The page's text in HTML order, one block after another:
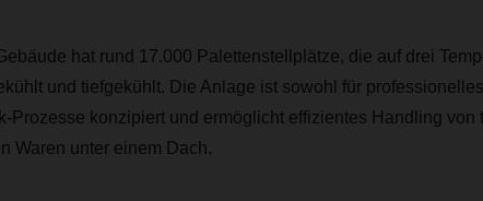
hat rund 17.000 Palettenstellplätze, die auf drei
und tiefgekühlt. Die Anlage ist sowohl für
Prozesse konzipiert und ermöglicht effizientes Handling von
Waren unter einem Dach.